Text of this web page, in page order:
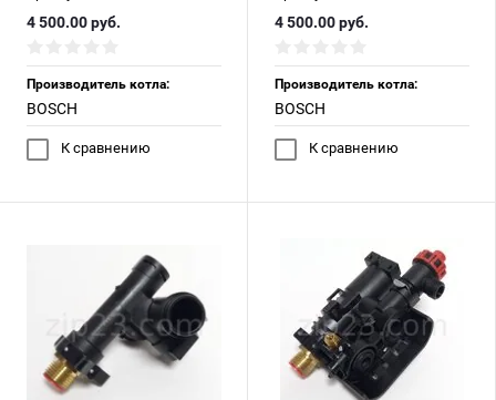
4 500.00руб.
Производитель котла:
BOSCH
К сравнению
4 500.00руб.
Производитель котла:
BOSCH
К сравнению